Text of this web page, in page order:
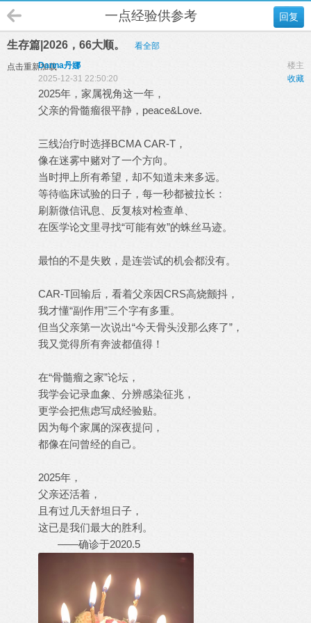
回复
一点经验供参考
生存篇|2026，66大顺。 看全部
点击重新加载 楼主
Danna丹娜
收藏
2025-12-31 22:50:20
2025年，家属视角这一年，
父亲的骨髓瘤很平静，peace&Love.
三线治疗时选择BCMA CAR-T，
像在迷雾中赌对了一个方向。
当时押上所有希望，却不知道未来多远。
等待临床试验的日子，每一秒都被拉长：
刷新微信讯息、反复核对检查单、
在医学论文里寻找“可能有效”的蛛丝马迹。
最怕的不是失败，是连尝试的机会都没有。
CAR-T回输后，看着父亲因CRS高烧颤抖，
我才懂“副作用”三个字有多重。
但当父亲第一次说出“今天骨头没那么疼了”，
我又觉得所有奔波都值得！
在“骨髓瘤之家”论坛，
我学会记录血象、分辨感染征兆，
更学会把焦虑写成经验贴。
因为每个家属的深夜提问，
都像在问曾经的自己。
2025年，
父亲还活着，
且有过几天舒坦日子，
这已是我们最大的胜利。
——确诊于2020.5